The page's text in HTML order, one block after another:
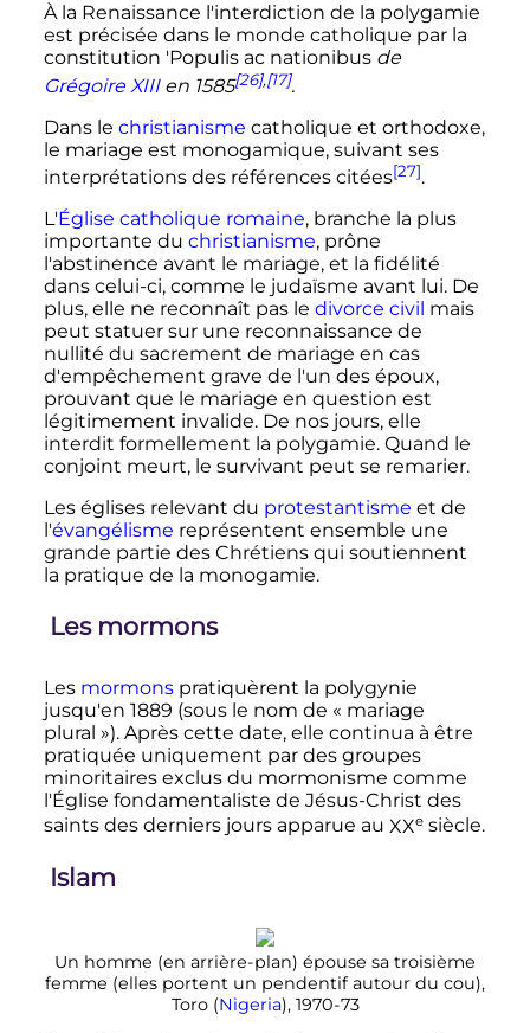
À la Renaissance l'interdiction de la polygamie
est précisée dans le monde catholique par la
constitution 'Populis ac nationibusde
Grégoire XIIIen 1585[26],[17].
Dans le christianisme catholique et orthodoxe,
le mariage est monogamique, suivant ses
interprétations des références citées[27].
L'Église catholique romaine, branche la plus
importante du christianisme, prône
l'abstinence avant le mariage, et la fidélité
dans celui-ci, comme le judaïsme avant lui. De
plus, elle ne reconnaît pas le divorce civil mais
peut statuer sur une reconnaissance de
nullité du sacrement de mariage en cas
d'empêchement grave de l'un des époux,
prouvant que le mariage en question est
légitimement invalide. De nos jours, elle
interdit formellement la polygamie. Quand le
conjoint meurt, le survivant peut se remarier.
Les églises relevant du protestantisme et de
l'évangélisme représentent ensemble une
grande partie des Chrétiens qui soutiennent
la pratique de la monogamie.
Les mormons
Les mormonspratiquèrent la polygynie
jusqu'en 1889 (sous le nom de « mariage
plural »). Après cette date, elle continua à être
pratiquée uniquement par des groupes
minoritaires exclus du mormonisme comme
l'Église fondamentaliste de Jésus-Christ des
saints des derniers jours apparue au XXe siècle.
Islam
Un homme (en arrière-plan) épouse sa troisième
femme (elles portent un pendentif autour du cou),
Toro (Nigeria), 1970-73